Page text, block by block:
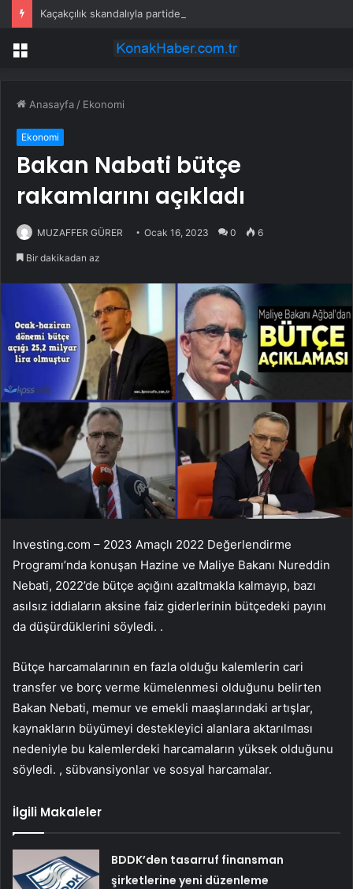
Menü
Anasayfa / Ekonomi
Ekonomi
Bakan Nabati bütçe
rakamlarını açıkladı
MUZAFFER GÜRER Ocak 16, 2023 0 6
Bir dakikadan az
Investing.com – 2023 Amaçlı 2022 Değerlendirme
Programı’nda konuşan Hazine ve Maliye Bakanı Nureddin
Nebati, 2022’de bütçe açığını azaltmakla kalmayıp, bazı
asılsız iddiaların aksine faiz giderlerinin bütçedeki payını
da düşürdüklerini söyledi. .
Bütçe harcamalarının en fazla olduğu kalemlerin cari
transfer ve borç verme kümelenmesi olduğunu belirten
Bakan Nebati, memur ve emekli maaşlarındaki artışlar,
kaynakların büyümeyi destekleyici alanlara aktarılması
nedeniyle bu kalemlerdeki harcamaların yüksek olduğunu
söyledi. , sübvansiyonlar ve sosyal harcamalar.
İlgili Makaleler
BDDK’den tasarruf finansman
şirketlerine yeni düzenleme